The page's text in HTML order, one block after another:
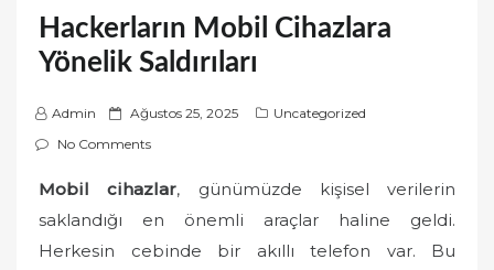
Hackerların Mobil Cihazlara
Yönelik Saldırıları
Admin
P
o
t
e
Ağustos 25, 2025
Uncategorized
No Comments
Mobil cihazlar, günümüzde kişisel verilerin
saklandığı en önemli araçlar haline geldi.
Herkesin cebinde bir akıllı telefon var. Bu